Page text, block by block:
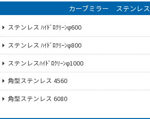
カーブミラー ステンレス
ステンレス ﾊｲﾄﾞﾛｸﾘｰﾝφ600
ステンレス ﾊｲﾄﾞﾛｸﾘｰﾝφ800
ステンレスﾊｲﾄﾞﾛｸﾘｰﾝφ1000
角型ステンレス 4560
角型ステンレス 6080